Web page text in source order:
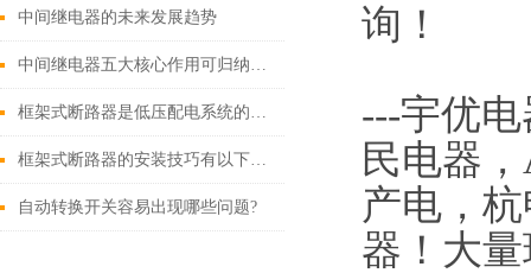
中间继电器的未来发展趋势
中间继电器五大核心作用可归纳如下
框架式断路器是低压配电系统的核心保护设备
框架式断路器的安装技巧有以下这些
自动转换开关容易出现哪些问题?
询！
---宇优
民电器
产电，
器！大